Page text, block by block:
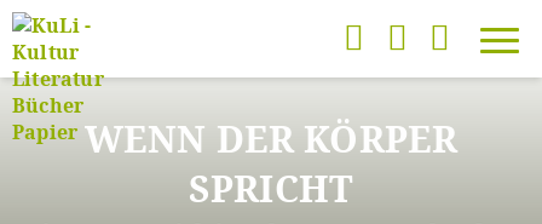
Direkt
zum
Inhalt
WENN DER KÖRPER
SPRICHT